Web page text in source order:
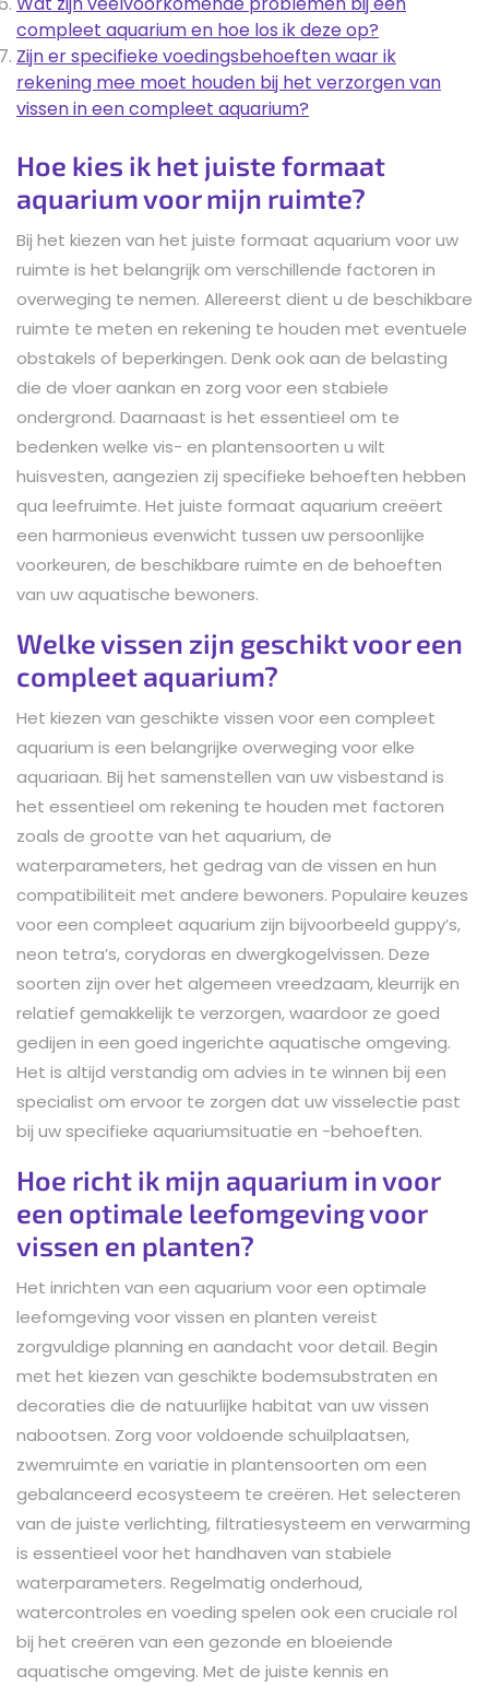
compleet aquarium en hoe los ik deze op?
Zijn er specifieke voedingsbehoeften waar ik
rekening mee moet houden bij het verzorgen van
vissen in een compleet aquarium?
Hoe kies ik het juiste formaat
aquarium voor mijn ruimte?
Bij het kiezen van het juiste formaat aquarium voor uw
ruimte is het belangrijk om verschillende factoren in
overweging te nemen. Allereerst dient u de beschikbare
ruimte te meten en rekening te houden met eventuele
obstakels of beperkingen. Denk ook aan de belasting
die de vloer aankan en zorg voor een stabiele
ondergrond. Daarnaast is het essentieel om te
bedenken welke vis- en plantensoorten u wilt
huisvesten, aangezien zij specifieke behoeften hebben
qua leefruimte. Het juiste formaat aquarium creëert
een harmonieus evenwicht tussen uw persoonlijke
voorkeuren, de beschikbare ruimte en de behoeften
van uw aquatische bewoners.
Welke vissen zijn geschikt voor een
compleet aquarium?
Het kiezen van geschikte vissen voor een compleet
aquarium is een belangrijke overweging voor elke
aquariaan. Bij het samenstellen van uw visbestand is
het essentieel om rekening te houden met factoren
zoals de grootte van het aquarium, de
waterparameters, het gedrag van de vissen en hun
compatibiliteit met andere bewoners. Populaire keuzes
voor een compleet aquarium zijn bijvoorbeeld guppy’s,
neon tetra’s, corydoras en dwergkogelvissen. Deze
soorten zijn over het algemeen vreedzaam, kleurrijk en
relatief gemakkelijk te verzorgen, waardoor ze goed
gedijen in een goed ingerichte aquatische omgeving.
Het is altijd verstandig om advies in te winnen bij een
specialist om ervoor te zorgen dat uw visselectie past
bij uw specifieke aquariumsituatie en -behoeften.
Hoe richt ik mijn aquarium in voor
een optimale leefomgeving voor
vissen en planten?
Het inrichten van een aquarium voor een optimale
leefomgeving voor vissen en planten vereist
zorgvuldige planning en aandacht voor detail. Begin
met het kiezen van geschikte bodemsubstraten en
decoraties die de natuurlijke habitat van uw vissen
nabootsen. Zorg voor voldoende schuilplaatsen,
zwemruimte en variatie in plantensoorten om een
gebalanceerd ecosysteem te creëren. Het selecteren
van de juiste verlichting, filtratiesysteem en verwarming
is essentieel voor het handhaven van stabiele
waterparameters. Regelmatig onderhoud,
watercontroles en voeding spelen ook een cruciale rol
bij het creëren van een gezonde en bloeiende
aquatische omgeving. Met de juiste kennis en